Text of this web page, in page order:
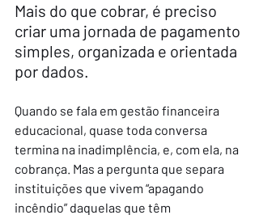
Mais do que cobrar, é preciso
criar uma jornada de pagamento
simples, organizada e orientada
por dados.
Quando se fala em gestão financeira
educacional, quase toda conversa
termina na inadimplência, e, com ela, na
cobrança. Mas a pergunta que separa
instituições que vivem “apagando
incêndio” daquelas que têm